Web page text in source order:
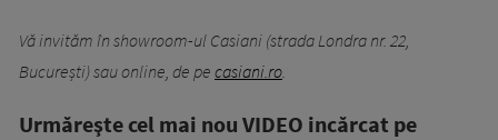
Vă invităm în showroom-ul Casiani (strada Londra nr. 22,
București) sau online, de pe casiani.ro.
Urmăreşte cel mai nou VIDEO incărcat pe